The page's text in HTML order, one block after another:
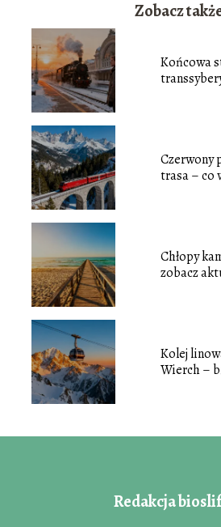
Zobacz
Końcowa
Czerwony
trasa – co
Chłopy
zobacz
Kolej
Wierch –
Redakcja